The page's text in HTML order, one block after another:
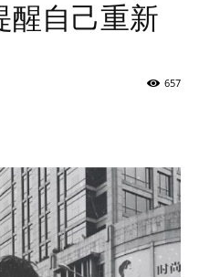
醒自己重新
657